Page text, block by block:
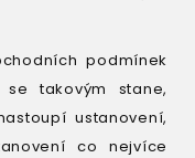
podmínek
takovým stane,
ustanovení,
co nejvíce